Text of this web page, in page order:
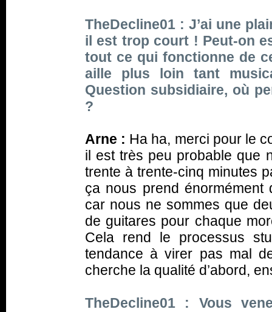
TheDecline01 : J’ai une
il est trop court ! Peut-on
tout ce qui fonctionne de
aille plus loin tant
Question subsidiaire, où
?
Arne : Ha ha, merci pour le
il est très peu probable que
trente à trente-cinq minutes
ça nous prend énormément
car nous ne sommes que
de guitares pour chaque
Cela rend le processus
tendance à virer pas mal
cherche la qualité d’abord,
TheDecline01 : Vous